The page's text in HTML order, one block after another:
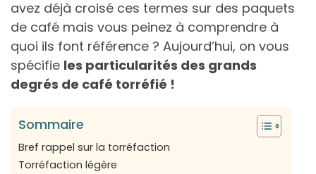
avez déjà croisé ces termes sur des paquets
de café mais vous peinez à comprendre à
quoi ils font référence ? Aujourd’hui, on vous
spécifie les particularités des grands
degrés de café torréfié !
Sommaire
Bref rappel sur la torréfaction
Torréfaction légère